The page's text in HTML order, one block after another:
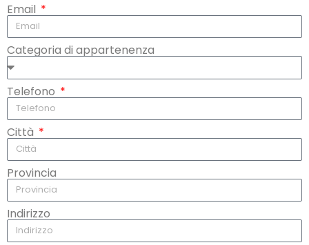
Email
Categoria di appartenenza
Telefono
Città
Provincia
Indirizzo